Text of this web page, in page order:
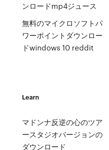
ンロードmp4ジュース
無料のマイクロソフトパ
ワーポイントダウンロー
ドwindows 10 reddit
Learn
マドンナ反逆の心のツア
ースタジオバージョンの
ダウンロード